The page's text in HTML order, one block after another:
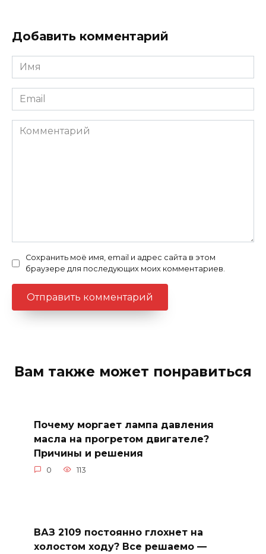
Добавить комментарий
Имя
Email
Комментарий
Сохранить моё имя, email и адрес сайта в этом
браузере для последующих моих комментариев.
Вам также может понравиться
Почему моргает лампа давления
масла на прогретом двигателе?
Причины и решения
0 113
ВАЗ 2109 постоянно глохнет на
холостом ходу? Все решаемо —